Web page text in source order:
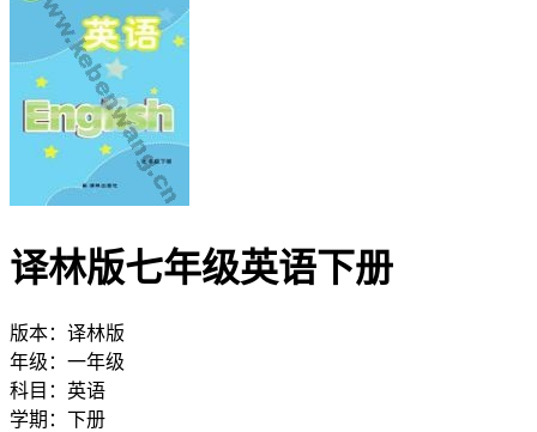
译林版七年级英语下册
版本： 译林版
年级： 一年级
科目： 英语
学期： 下册